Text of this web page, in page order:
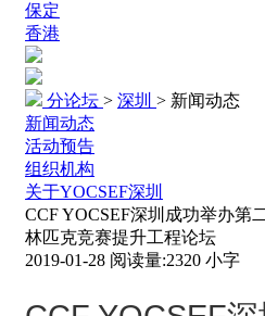
保定
香港
分论坛 > 深圳 > 新闻动态
新闻动态
活动预告
组织机构
关于YOCSEF深圳
CCF YOCSEF深圳成功举办第
林匹克竞赛提升工程论坛
2019-01-28 阅读量:2320 小字